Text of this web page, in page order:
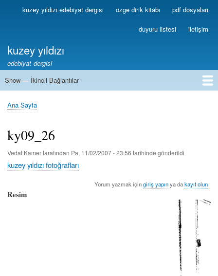
Ana
içeriğe
Birincilkuzey yıldızı edebiyat dergisi özge dirik kitabı pdf dosyaları
duyuru listesi iletişim
kuzey yıldızı
edebiyat dergisi
İkincil
Show — İkincil Bağlantılar
1
2
3
4
5
6
7
8
9
10
11
12
13
Sayfa
Ana Sayfa
ky09_26
Vedat Kamertarafından Pa, 11/02/2007 - 23:56 tarihinde gönderildi
kuzey yıldızı fotoğrafları
Yorum yazmak içingiriş yapınya dakayıt olun
Resim